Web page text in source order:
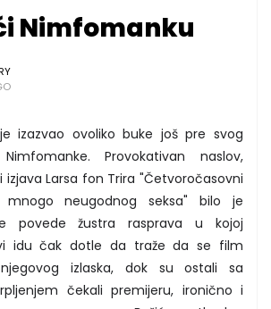
Nimfomanku
izazvao ovoliko buke još pre svog
Provokativan naslov,
izjava Larsa fon Trira "Četvoročasovni
neugodnog seksa" bilo je
povede žustra rasprava u kojoj
idu čak dotle da traže da se film
izlaska, dok su ostali sa
čekali premijeru, ironično i